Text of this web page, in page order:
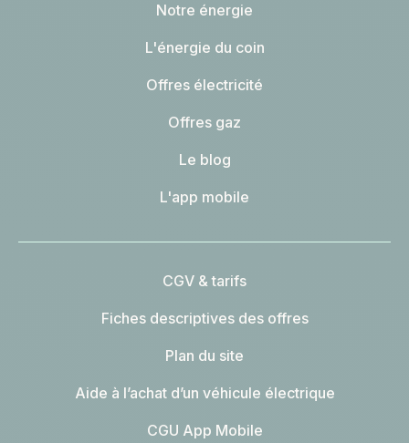
Notre énergie
L'énergie du coin
Offres électricité
Offres gaz
Le blog
L'app mobile
CGV & tarifs
Fiches descriptives des offres
Plan du site
Aide à l’achat d’un véhicule électrique
CGU App Mobile